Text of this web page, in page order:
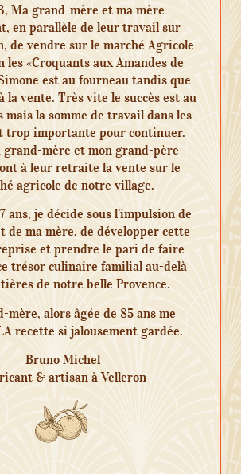
Ma grand-mère et ma mère
en parallèle de leur travail sur
de vendre sur le marché Agricole
les «Croquants aux Amandes de
est au fourneau tandis que
la vente. Très vite le succès est au
mais la somme de travail dans les
trop importante pour continuer.
grand-mère et mon grand-père
à leur retraite la vente sur le
agricole de notre village.
ans, je décide sous l’impulsion de
de ma mère, de développer cette
et prendre le pari de faire
trésor culinaire familial au-delà
de notre belle Provence.
mère, alors âgée de 85 ans me
recette si jalousement gardée.
Bruno Michel
& artisan à Velleron